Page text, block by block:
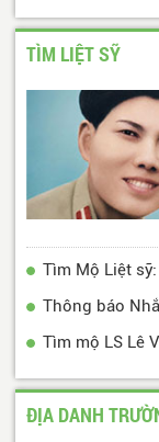
TÌM LIỆT SỸ
Tìm Mộ Liệt
Thông báo
Tìm mộ LS Lê
ĐỊA DANH